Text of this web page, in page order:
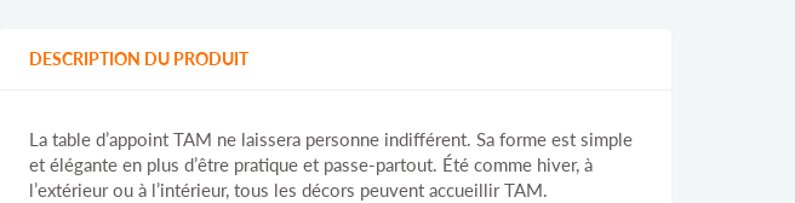
DESCRIPTION DU PRODUIT
La table d’appoint TAM ne laissera personne indifférent. Sa forme est simple
et élégante en plus d’être pratique et passe-partout. Été comme hiver, à
l’extérieur ou à l’intérieur, tous les décors peuvent accueillir TAM.